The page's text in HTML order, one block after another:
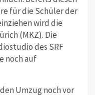
für die Schüler der
wird die
(MKZ). Die
des SRF
noch auf
Umzug noch vor